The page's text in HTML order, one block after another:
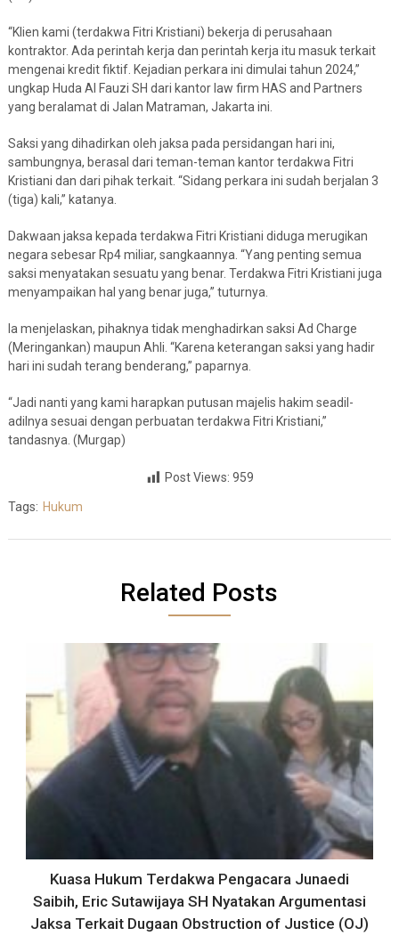
“Klien kami (terdakwa Fitri Kristiani) bekerja di perusahaan
kontraktor. Ada perintah kerja dan perintah kerja itu masuk terkait
mengenai kredit fiktif. Kejadian perkara ini dimulai tahun 2024,”
ungkap Huda Al Fauzi SH dari kantor law firm HAS and Partners
yang beralamat di Jalan Matraman, Jakarta ini.
Saksi yang dihadirkan oleh jaksa pada persidangan hari ini,
sambungnya, berasal dari teman-teman kantor terdakwa Fitri
Kristiani dan dari pihak terkait. “Sidang perkara ini sudah berjalan 3
(tiga) kali,” katanya.
Dakwaan jaksa kepada terdakwa Fitri Kristiani diduga merugikan
negara sebesar Rp4 miliar, sangkaannya. “Yang penting semua
saksi menyatakan sesuatu yang benar. Terdakwa Fitri Kristiani juga
menyampaikan hal yang benar juga,” tuturnya.
Ia menjelaskan, pihaknya tidak menghadirkan saksi Ad Charge
(Meringankan) maupun Ahli. “Karena keterangan saksi yang hadir
hari ini sudah terang benderang,” paparnya.
“Jadi nanti yang kami harapkan putusan majelis hakim seadil-
adilnya sesuai dengan perbuatan terdakwa Fitri Kristiani,”
tandasnya. (Murgap)
Post Views: 959
Tags: Hukum
Related Posts
Kuasa Hukum Terdakwa Pengacara Junaedi
Saibih, Eric Sutawijaya SH Nyatakan Argumentasi
Jaksa Terkait Dugaan Obstruction of Justice (OJ)